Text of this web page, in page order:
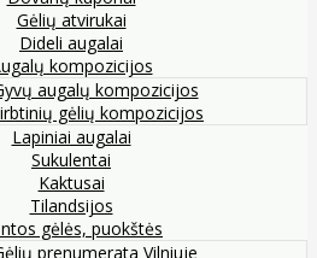
Gėlių atvirukai
Dideli augalai
kompozicijos
augalų kompozicijos
gėlių kompozicijos
Lapiniai augalai
Sukulentai
Kaktusai
Tilandsijos
gėlės, puokštės
prenumerata Vilniuje